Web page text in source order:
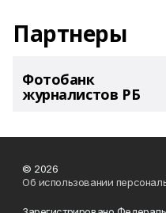
Партнеры
Фотобанк
журналистов РБ
© 2026
Об использовании